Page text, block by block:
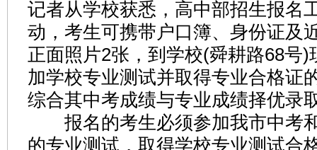
记者从学校获悉，高中部招生报名
动，考生可携带户口簿、身份证及
正面照片2张，到学校(舜耕路68号)
加学校专业测试并取得专业合格证
综合其中考成绩与专业成绩择优录
报名的考生必须参加我市中考
的专业测试，取得学校专业测试合